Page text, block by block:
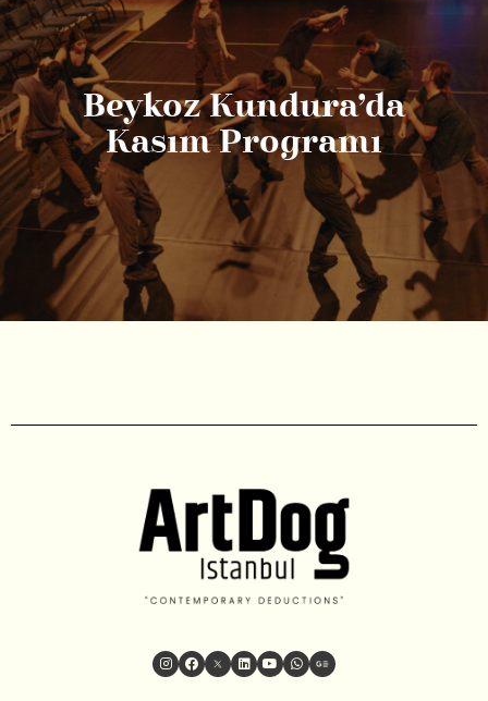
Beykoz Kundura’da
Kasım Programı